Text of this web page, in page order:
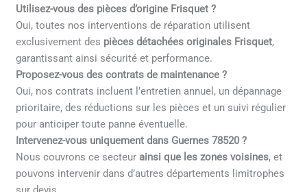
Utilisez-vous des pièces d’origine Frisquet ?
Oui, toutes nos interventions de réparation utilisent
exclusivement des pièces détachées originales Frisquet,
garantissant ainsi sécurité et performance.
Proposez-vous des contrats de maintenance ?
Oui, nos contrats incluent l’entretien annuel, un dépannage
prioritaire, des réductions sur les pièces et un suivi régulier
pour anticiper toute panne éventuelle.
Intervenez-vous uniquement dans Guernes 78520 ?
Nous couvrons ce secteur ainsi que les zones voisines, et
pouvons intervenir dans d’autres départements limitrophes